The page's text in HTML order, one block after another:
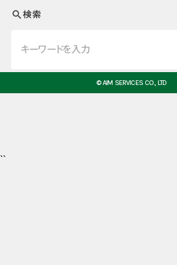
search検索
© AIM SERVICES CO., LTD
``